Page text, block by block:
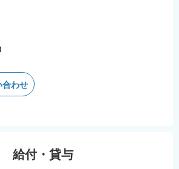
合わせ
給付・貸与